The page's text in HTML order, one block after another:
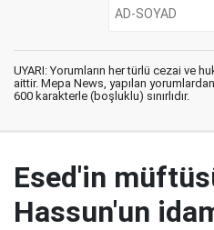
UYARI: Yorumların her türlü cezai ve
aittir. Mepa News, yapılan
600 karakterle (boşluklu) sınırlıdır.
Esed'in
Hassun'un